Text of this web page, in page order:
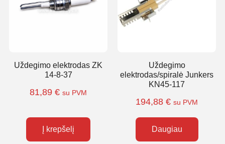
Uždegimo elektrodas ZK
14-8-37
81,89 € su PVM
Į krepšelį
Uždegimo
elektrodas/spiralė Junkers
KN45-117
194,88 € su PVM
Daugiau